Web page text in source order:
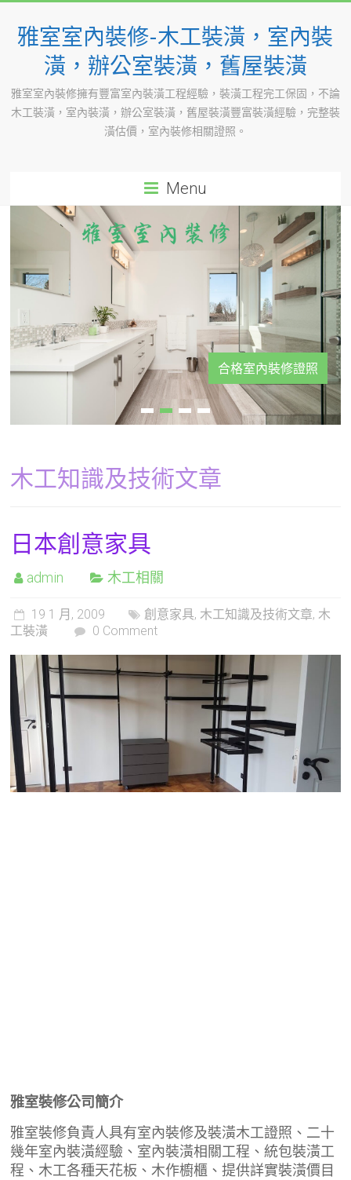
content
雅室室內裝修-木工裝潢，室內裝
潢，辦公室裝潢，舊屋裝潢
雅室室內裝修擁有豐富室內裝潢工程經驗，裝潢工程完工保固，不論
木工裝潢，室內裝潢，辦公室裝潢，舊屋裝潢豐富裝潢經驗，完整裝
潢估價，室內裝修相關證照。
Menu
合格室內裝修證照
木工知識及技術文章
日本創意家具
admin 木工相關
19 1 月, 2009 創意家具, 木工知識及技術文章, 木
工裝潢
0 Comment
雅室裝修公司簡介
雅室裝修負責人具有室內裝修及裝潢木工證照、二十
幾年室內裝潢經驗、室內裝潢相關工程、統包裝潢工
程、木工各種天花板、木作櫥櫃、提供詳實裝潢價目